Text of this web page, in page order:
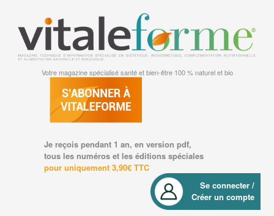
Votre magazine spécialisé santé et bien-être 100 % naturel et bio
Je reçois pendant 1 an, en version pdf,
tous les numéros et les éditions spéciales
pour uniquement 3,90€ TTC
Se connecter /
Créer un compte